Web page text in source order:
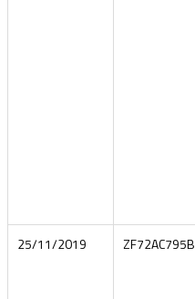
25/11/2019 ZF72AC795B